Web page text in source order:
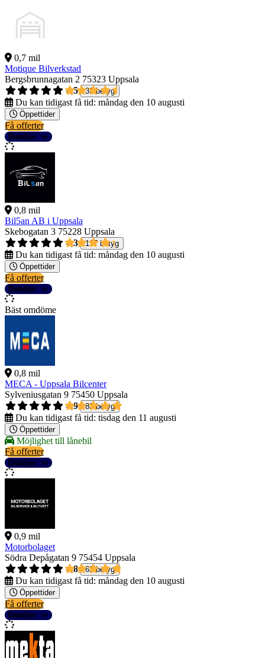
0,7 mil
Motique Bilverkstad
Bergsbrunnagatan 2 75323 Uppsala
4,5
39 betyg
Du kan tidigast få tid: måndag den 10 augusti
Öppettider
Få offerter
Detaljer
0,8 mil
Bil5an AB i Uppsala
Skebogatan 3 75228 Uppsala
4,3
117 betyg
Du kan tidigast få tid: måndag den 10 augusti
Öppettider
Få offerter
Detaljer
Bäst omdöme
0,8 mil
MECA - Uppsala Bilcenter
Sylveniusgatan 9 75450 Uppsala
4,9
83 betyg
Du kan tidigast få tid: tisdag den 11 augusti
Öppettider
Möjlighet till lånebil
Få offerter
Detaljer
0,9 mil
Motorbolaget
Södra Depågatan 9 75454 Uppsala
4,8
63 betyg
Du kan tidigast få tid: måndag den 10 augusti
Öppettider
Få offerter
Detaljer